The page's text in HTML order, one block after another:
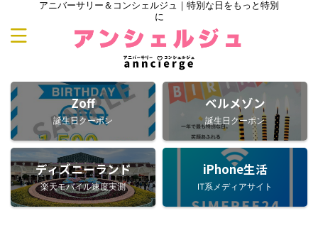
アニバーサリー＆コンシェルジュ｜特別な日をもっと特別
に
Zoff
誕生日クーポン
ベルメゾン
誕生日クーポン
ディズニーランド
楽天モバイル速度実測
iPhone生活
IT系メディアサイト